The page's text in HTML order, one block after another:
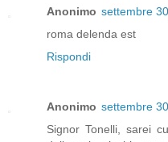
Anonimo settembre
roma delenda est
Rispondi
Anonimo settembre
Signor Tonelli, sarei